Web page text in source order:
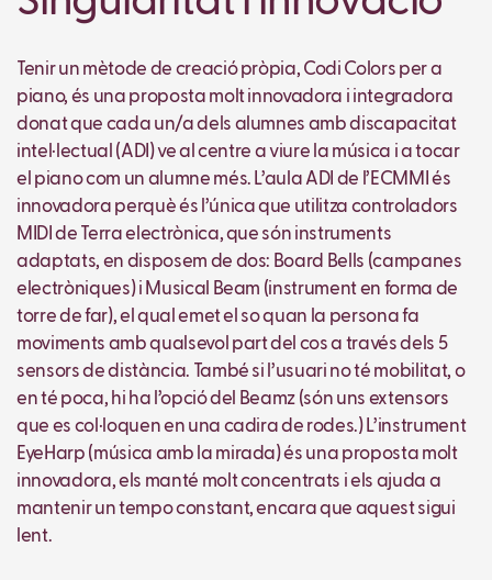
Tenir un mètode de creació pròpia, Codi Colors per a
piano, és una proposta molt innovadora i integradora
donat que cada un/a dels alumnes amb discapacitat
intel·lectual (ADI) ve al centre a viure la música i a tocar
el piano com un alumne més. L’aula ADI de l’ECMMI és
innovadora perquè és l’única que utilitza controladors
MIDI de Terra electrònica, que són instruments
adaptats, en disposem de dos: Board Bells (campanes
electròniques) i Musical Beam (instrument en forma de
torre de far), el qual emet el so quan la persona fa
moviments amb qualsevol part del cos a través dels 5
sensors de distància. També si l’usuari no té mobilitat, o
en té poca, hi ha l’opció del Beamz (són uns extensors
que es col·loquen en una cadira de rodes.) L’instrument
EyeHarp (música amb la mirada) és una proposta molt
innovadora, els manté molt concentrats i els ajuda a
mantenir un tempo constant, encara que aquest sigui
lent.